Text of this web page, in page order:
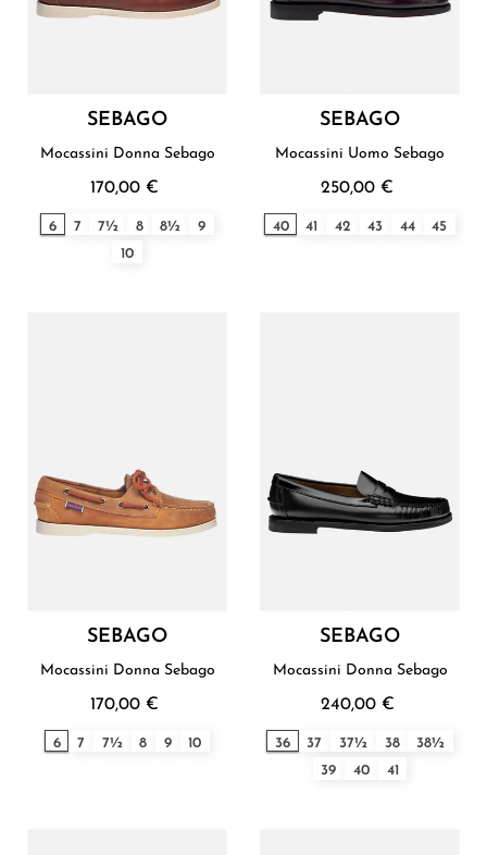
SEBAGO
Mocassini Donna Sebago
170,00 €
6 7 7½ 8 8½
9
10
SEBAGO
Mocassini Uomo Sebago
250,00 €
40 41 42 43 44 45
SEBAGO
Mocassini Donna Sebago
170,00 €
6 7 7½ 8 9 10
SEBAGO
Mocassini Donna Sebago
240,00 €
36 37 37½ 38
38½
39
40 41